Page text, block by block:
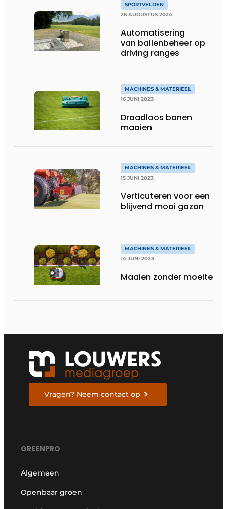
SPORTVELDEN
26 AUGUSTUS 2024
Automatisering
van ballenbeheer op
driving ranges
MACHINES & MATERIEEL
16 JUNI 2023
Draadloos banen
maaien
MACHINES & MATERIEEL
15 JUNI 2023
Verticuteren voor een
blijvend mooi gazon
MACHINES & MATERIEEL
14 JUNI 2023
Maaien zonder moeite
Vragen? Neem contact op
GREENPRO
Algemeen
Openbaar groen